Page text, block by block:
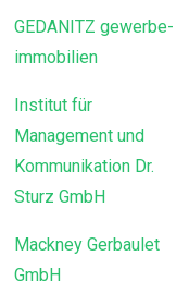
GEDANITZ gewerbe-
immobilien
Institut für
Management und
Kommunikation Dr.
Sturz GmbH
Mackney Gerbaulet
GmbH